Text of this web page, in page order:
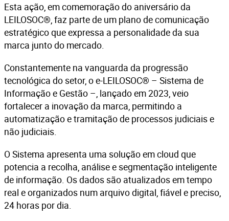
Esta ação, em comemoração do aniversário da
LEILOSOC®, faz parte de um plano de comunicação
estratégico que expressa a personalidade da sua
marca junto do mercado.
Constantemente na vanguarda da progressão
tecnológica do setor, o e-LEILOSOC® – Sistema de
Informação e Gestão –, lançado em 2023, veio
fortalecer a inovação da marca, permitindo a
automatização e tramitação de processos judiciais e
não judiciais.
O Sistema apresenta uma solução em cloud que
potencia a recolha, análise e segmentação inteligente
de informação. Os dados são atualizados em tempo
real e organizados num arquivo digital, fiável e preciso,
24 horas por dia.